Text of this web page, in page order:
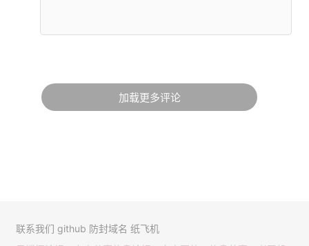
加载更多评论
联系我们 github 防封域名 纸飞机